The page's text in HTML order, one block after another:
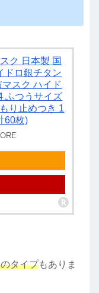
ク 日本製 国
ドロ銀チタン
スク ハイド
ふつうサイズ
り止めつき 1
60枚)
タイプもありま